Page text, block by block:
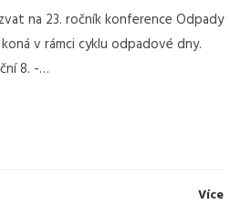
na 23. ročník konference Odpady
v rámci cyklu odpadové dny.
8. -…
Více